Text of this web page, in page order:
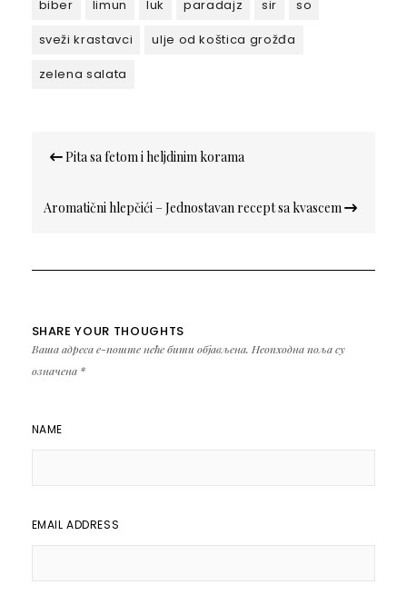
biber
limun luk paradajz sir
so
sveži krastavci
ulje od koštica grožđa
zelena salata
чланка
Pita sa fetom i heljdinim korama
Aromatični hlepčići – Jednostavan recept sa kvascem
SHARE YOUR THOUGHTS
Ваша адреса е-поште неће бити објављена. Неопходна поља су
означена *
NAME
EMAIL ADDRESS